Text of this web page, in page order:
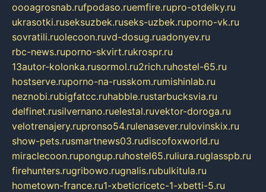
oooagrosnab.rufpodaso.ruemfire.rupro-otdelky.ru
ukrasotki.ruseksuzbek.ruseks-uzbek.ruporno-vk.ru
sovratili.ruolecoon.ruvd-dosug.ruadonyev.ru
rbc-news.ruporno-skvirt.rukrospr.ru
13autor-kolonka.rusormol.ru2rich.ruhostel-65.ru
hostserve.ruporno-na-russkom.rumishinlab.ru
neznobi.rubigfatcc.ruhabble.rustarbucksvia.ru
delfinet.rusilvernano.ruelestal.ruvektor-doroga.ru
velotrenajery.rupronso54.rulenasever.rulovinskix.ru
show-pets.rusmartnews03.rudiscofoxworld.ru
miraclecoon.rupongup.ruhostel65.ruliura.ruglasspb.ru
firehunters.rugribowo.rugnalis.rubulkitula.ru
hometown-france.ru1-xbeticricetc-1-xbetti-5.ru